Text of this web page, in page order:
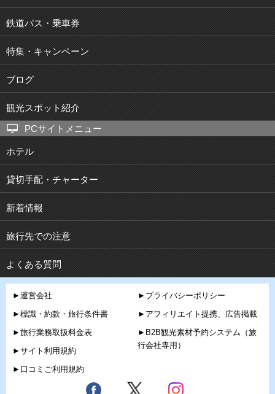
鉄道パス・乗車券
特集・キャンペーン
ブログ
観光スポット紹介
PCサイトメニュー
ホテル
貸切手配・チャーター
新着情報
旅行先での注意
よくある質問
►運営会社
►標識・約款・旅行条件書
►旅行業務取扱料金表
►サイト利用規約
►口コミご利用規約
►プライバシーポリシー
►アフィリエイト提携、広告掲載
►B2B観光素材予約システム（旅
行会社専用）